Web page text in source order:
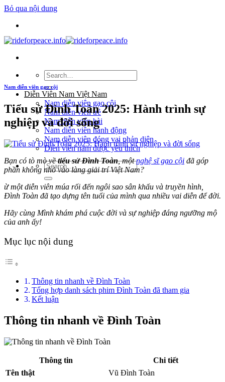
Bỏ qua nội dung
Diễn Viên Nam Việt Nam
Nam diễn viên gạo cội
Nam diễn viên trẻ
Nam diễn viên hài
Nam diễn viên hành động
Nam diễn viên đóng vai phản diện
Diễn viên nam được yêu thích
Nam diễn viên gạo cội
Tiểu sử Đình Toàn 2025: Hành trình sự
nghiệp và đời sống
Bạn có tò mò vềtiểu sử Đình Toàn, mộtnghệ sĩ gạo cội đã góp
phần không nhỏ vào làng giải trí Việt Nam?
ừ một diễn viên múa rối đến ngôi sao sân khấu và truyền hình,
Đình Toàn đã tạo dựng tên tuổi của mình qua nhiều vai diễn để đời.
Hãy cùng Mình khám phá cuộc đời và sự nghiệp đáng ngưỡng mộ
của anh ấy!
Mục lục nội dung
Thông tin nhanh về Đình Toàn
Tổng hợp danh sách phim Đình Toàn đã tham gia
Kết luận
Thông tin nhanh về Đình Toàn
Thông tin
Chi tiết
Tên thật
Vũ Đình Toàn